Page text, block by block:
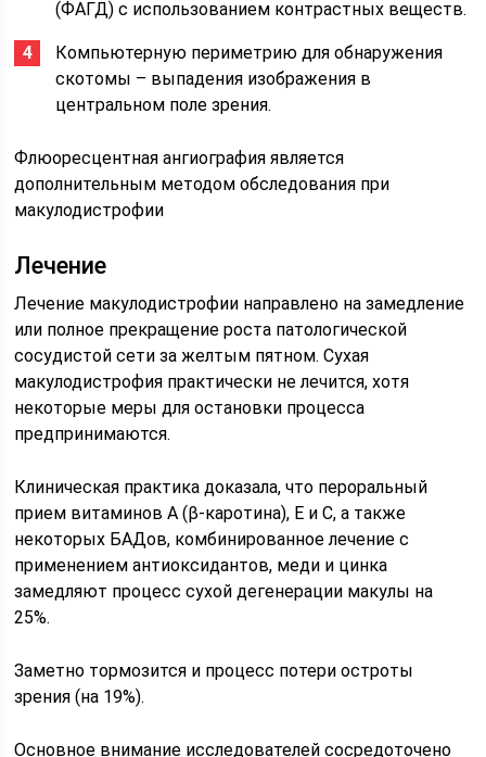
(ФАГД) с использованием контрастных веществ.
Компьютерную периметрию для обнаружения
скотомы – выпадения изображения в
центральном поле зрения.
Флюоресцентная ангиография является
дополнительным методом обследования при
макулодистрофии
Лечение
Лечение макулодистрофии направлено на замедление
или полное прекращение роста патологической
сосудистой сети за желтым пятном. Сухая
макулодистрофия практически не лечится, хотя
некоторые меры для остановки процесса
предпринимаются.
Клиническая практика доказала, что пероральный
прием витаминов А (β-каротина), Е и С, а также
некоторых БАДов, комбинированное лечение с
применением антиоксидантов, меди и цинка
замедляют процесс сухой дегенерации макулы на
25%.
Заметно тормозится и процесс потери остроты
зрения (на 19%).
Основное внимание исследователей сосредоточено